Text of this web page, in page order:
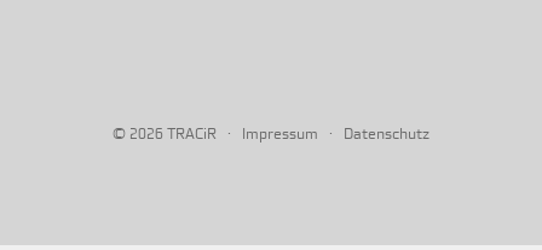
© 2026 TRACiR · Impressum · Datenschutz